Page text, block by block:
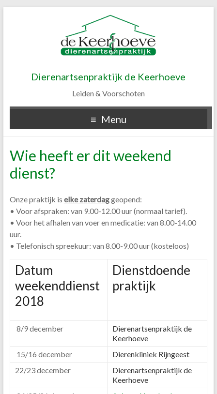
Dierenartsenpraktijk de Keerhoeve
Leiden & Voorschoten
Menu
Wie heeft er dit weekend
dienst?
Onze praktijk is elke zaterdaggeopend:
• Voor afspraken: van 9.00-12.00 uur (normaal tarief).
• Voor het afhalen van voer en medicatie: van 8.00-14.00
uur.
• Telefonisch spreekuur: van 8.00-9.00 uur (kosteloos)
Datum
weekenddienst
2018
Dienstdoende
praktijk
8/9 december
Dierenartsenpraktijk de
Keerhoeve
15/16 december
Dierenkliniek Rijngeest
22/23 december
Dierenartsenpraktijk de
Keerhoeve